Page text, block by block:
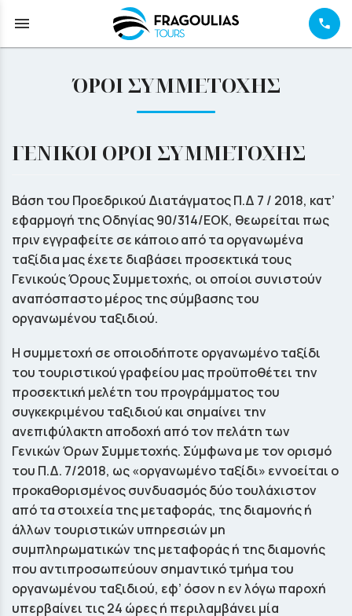
menu
ΌΡΟΙ ΣΥΜΜΕΤΟΧΗΣ
ΓΕΝΙΚΟΙ ΟΡΟΙ ΣΥΜΜΕΤΟΧΗΣ
Βάση του Προεδρικού Διατάγματος Π.Δ 7 / 2018, κατ’
εφαρµογή της Οδηγίας 90/314/ΕΟΚ, θεωρείται πως
πριν εγγραφείτε σε κάποιο από τα οργανωμένα
ταξίδια µας έχετε διαβάσει προσεκτικά τους
Γενικούς Όρους Συμμετοχής, οι οποίοι συνιστούν
αναπόσπαστο μέρος της σύµβασης του
οργανωμένου ταξιδιού.
Η συµµετοχή σε οποιοδήποτε οργανωμένο ταξίδι
του τουριστικού γραφείου µας προϋποθέτει την
προσεκτική µελέτη του προγράµµατος του
συγκεκριμένου ταξιδιού και σημαίνει την
ανεπιφύλακτη αποδοχή από τον πελάτη των
Γενικών Όρων Συμμετοχής. Σύμφωνα µε τον ορισµό
του Π.Δ. 7/2018, ως «οργανωµένο ταξίδι» εννοείται ο
προκαθορισµένος συνδυασµός δύο τουλάχιστον
από τα στοιχεία της µεταφοράς, της διαµονής ή
άλλων τουριστικών υπηρεσιών µη
συµπληρωµατικών της µεταφοράς ή της διαµονής
που αντιπροσωπεύουν σηµαντικό τµήµα του
οργανωμένου ταξιδιού, εφ’ όσον η εν λόγω παροχή
υπερβαίνει τις 24 ώρες ή περιλαµβάνει µία